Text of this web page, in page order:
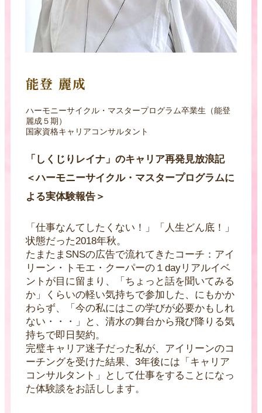
能登 麗成
ハーモニーサイクル・マスタープログラム卒業生（能登
麗成５期）
国家資格キャリアコンサルタント
「しくじりレイナ」のキャリア再発見放浪記
＜ハーモニーサイクル・マスタープログラムに
よる実体験報告＞
「仕事なんてしたくない！」「人生どん底！」
状態だった2018年秋。
たまたまSNSの広告で流れてきたコーチ：アイ
リーン・トモエ・クーパーの１dayリアルイベ
ントが目に留まり、「ちょっと話を聞いてみる
か」くらいの軽い気持ちで参加した、にもかか
わらず、「今の私にはこの学びが必要かもしれ
ない・・・」と、清水の舞台から飛び降りる気
持ちで即日契約。
完璧キャリア迷子だった私が、アイリーンのコ
ーチングを受けた結果、3年後には「キャリア
コンサルタント」として仕事をすることになっ
た体験談をお話しします。